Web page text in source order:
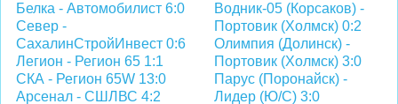
Белка - Автомобилист 6:0
Север -
СахалинСтройИнвест 0:6
Легион - Регион 65 1:1
СКА - Регион 65W 13:0
Арсенал - СШЛВС 4:2
Водник-05 (Корсаков) -
Портовик (Холмск) 0:2
Олимпия (Долинск) -
Портовик (Холмск) 3:0
Парус (Поронайск) -
Лидер (Ю/С) 3:0